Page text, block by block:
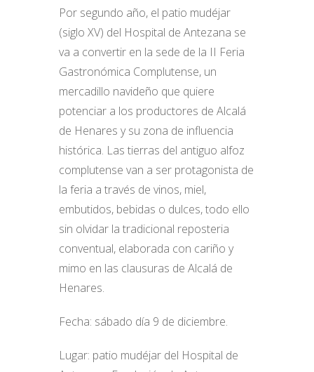
Por segundo año, el patio mudéjar
(siglo XV) del Hospital de Antezana se
va a convertir en la sede de la II Feria
Gastronómica Complutense, un
mercadillo navideño que quiere
potenciar a los productores de Alcalá
de Henares y su zona de influencia
histórica. Las tierras del antiguo alfoz
complutense van a ser protagonista de
la feria a través de vinos, miel,
embutidos, bebidas o dulces, todo ello
sin olvidar la tradicional reposteria
conventual, elaborada con cariño y
mimo en las clausuras de Alcalá de
Henares.
Fecha: sábado día 9 de diciembre.
Lugar: patio mudéjar del Hospital de